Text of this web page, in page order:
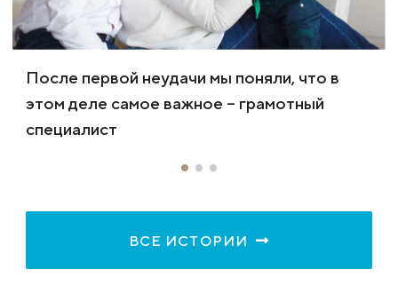
После первой неудачи мы поняли, что в
этом деле самое важное – грамотный
специалист
ВСЕ ИСТОРИИ